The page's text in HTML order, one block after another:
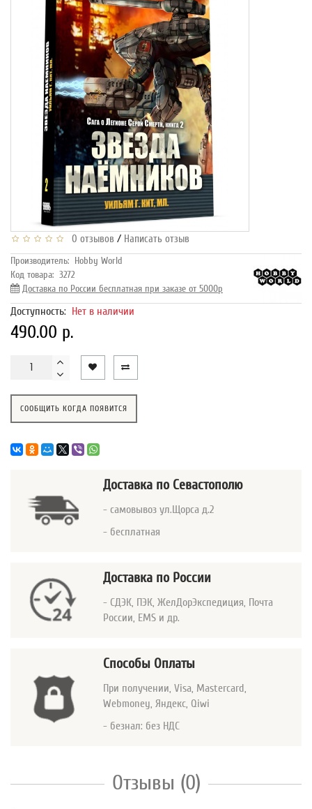
0 отзывов / Написать отзыв
Производитель: Hobby World
Код товара: 3272
Доставка по России бесплатная при заказе от 5000р
Доступность: Нет в наличии
490.00 р.
СООБЩИТЬ КОГДА ПОЯВИТСЯ
Доставка по Севастополю
- самовывоз ул.Щорса д.2
- бесплатная
Доставка по России
- СДЭК, ПЭК, ЖелДорЭкспедиция, Почта
России, EMS и др.
Способы Оплаты
При получении, Visa, Mastercard,
Webmoney, Яндекс, Qiwi
- безнал: без НДС
Отзывы (0)